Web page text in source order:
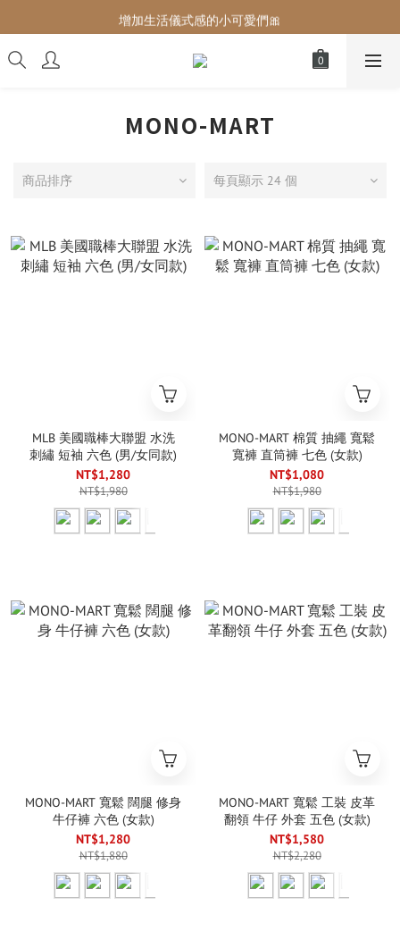
增加生活儀式感的小可愛們🎀
增加生活儀式感的小可愛們🎀
最後現貨‼️這價格不需要再解釋🔥
MONO-MART
商品排序 每頁顯示 24 個
MLB 美國職棒大聯盟 水洗
刺繡 短袖 六色 (男/女同款)
NT$1,280
NT$1,980
MONO-MART 棉質 抽繩 寬鬆
寬褲 直筒褲 七色 (女款)
NT$1,080
NT$1,980
MONO-MART 寬鬆 闊腿 修身
牛仔褲 六色 (女款)
NT$1,280
NT$1,880
MONO-MART 寬鬆 工裝 皮革
翻領 牛仔 外套 五色 (女款)
NT$1,580
NT$2,280